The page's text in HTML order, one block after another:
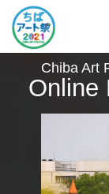
Chiba Art
Online